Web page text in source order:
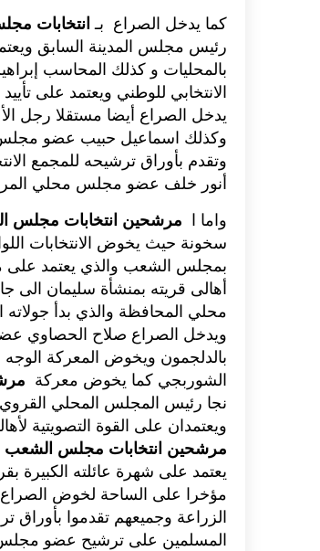
كما يدخل الصراع بـ انتخابات مجلس الشعب
رئيس مجلس المدينة السابق
بالمحليات و كذلك المحاسب
الانتخابي للوطني ويعتمد على
يدخل الصراع أيضا مستقلا رجل
وكذلك اسماعيل حبيب عضو مجلس
وتقدم بأوراق ترشيحه للمجمع
أنور خلف عضو مجلس محلي المركز
واما ا مرشحين انتخابات مجلس الشعب 2010 دائرة
سخونة حيث يخوض الانتخابات
بمجلس الشعب والذي يعتمد على
أهالى قريته بمنشأة سليمان
محلي المحافظة والذي بدأ جولاته
ويدخل الصراع صلاح الحصاوي
بالدلجمون ويخوض المعركة الوجه
الشوربجي كما يخوض معركة
نجا رئيس المجلس المحلي
ويعتمدان على القوة التصويتية لأهالى القرية
مرشحين انتخابات مجلس الشعب 2010 دائرة كفر الزيات
يعتمد على شهرة عائلته الكبيرة
مؤخرا على الساحة لخوض الصراع
الزراعة وجميعهم تقدموا بأوراق
المسلمين على ترشيح عضو
طريقة تحضير
وصفات
اكلات عيد الاضحى 2023 وصفات طبخ